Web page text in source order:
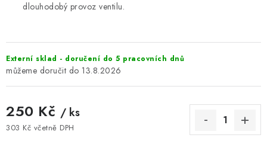
dlouhodobý provoz ventilu.
Externí sklad - doručení do 5 pracovních dnů
13.8.2026
250 Kč / ks
303 Kč včetně DPH